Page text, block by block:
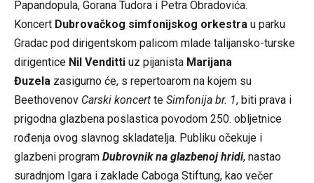
Papandopula, Gorana Tudora i Petra Obradovića.
Koncert Dubrovačkog simfonijskog orkestra u parku
Gradac pod dirigentskom palicom mlade talijansko-turske
dirigentice Nil Venditti uz pijanista Marijana
Đuzela zasigurno će, s repertoarom na kojem su
Beethovenov Carski koncert te Simfonija br. 1, biti prava i
prigodna glazbena poslastica povodom 250. obljetnice
rođenja ovog slavnog skladatelja. Publiku očekuje i
glazbeni program Dubrovnik na glazbenoj hridi, nastao
suradnjom Igara i zaklade Caboga Stiftung, kao večer